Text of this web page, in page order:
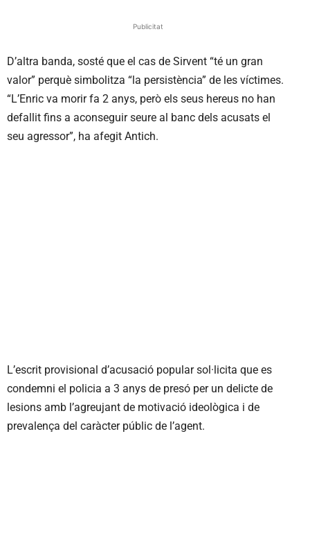
Publicitat
D’altra banda, sosté que el cas de Sirvent “té un gran
valor” perquè simbolitza “la persistència” de les víctimes.
“L’Enric va morir fa 2 anys, però els seus hereus no han
defallit fins a aconseguir seure al banc dels acusats el
seu agressor”, ha afegit Antich.
L’escrit provisional d’acusació popular sol·licita que es
condemni el policia a 3 anys de presó per un delicte de
lesions amb l’agreujant de motivació ideològica i de
prevalença del caràcter públic de l’agent.